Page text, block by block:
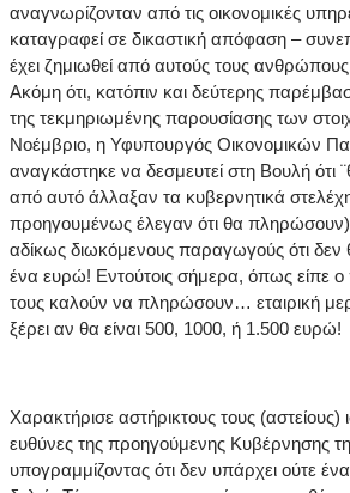
αναγνωρίζονταν από τις οικονομικές
καταγραφεί σε δικαστική απόφαση –
έχει ζημιωθεί από αυτούς τους
Ακόμη ότι, κατόπιν και δεύτερης
της τεκμηριωμένης παρουσίασης των
Νοέμβριο, η Υφυπουργός Οικονομικών
αναγκάστηκε να δεσμευτεί στη Βουλή ότι
από αυτό άλλαξαν τα κυβερνητικά
προηγουμένως έλεγαν ότι θα
αδίκως διωκόμενους παραγωγούς ότι
ένα ευρώ! Εντούτοις σήμερα, όπως είπε
τους καλούν να πληρώσουν… εταιρική
ξέρει αν θα είναι 500, 1000, ή 1.500 ευρώ!
Χαρακτήρισε αστήρικτους τους (αστείους)
ευθύνες της προηγούμενης Κυβέρνησης
υπογραμμίζοντας ότι δεν υπάρχει ούτε